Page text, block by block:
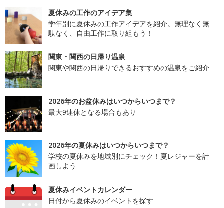
夏休みの工作のアイデア集
学年別に夏休みの工作アイデアを紹介。無理なく無
駄なく、自由工作に取り組もう！
関東・関西の日帰り温泉
関東や関西の日帰りできるおすすめの温泉をご紹介
2026年のお盆休みはいつからいつまで？
最大9連休となる場合もあり
2026年の夏休みはいつからいつまで？
学校の夏休みを地域別にチェック！夏レジャーを計
画しよう
夏休みイベントカレンダー
日付から夏休みのイベントを探す